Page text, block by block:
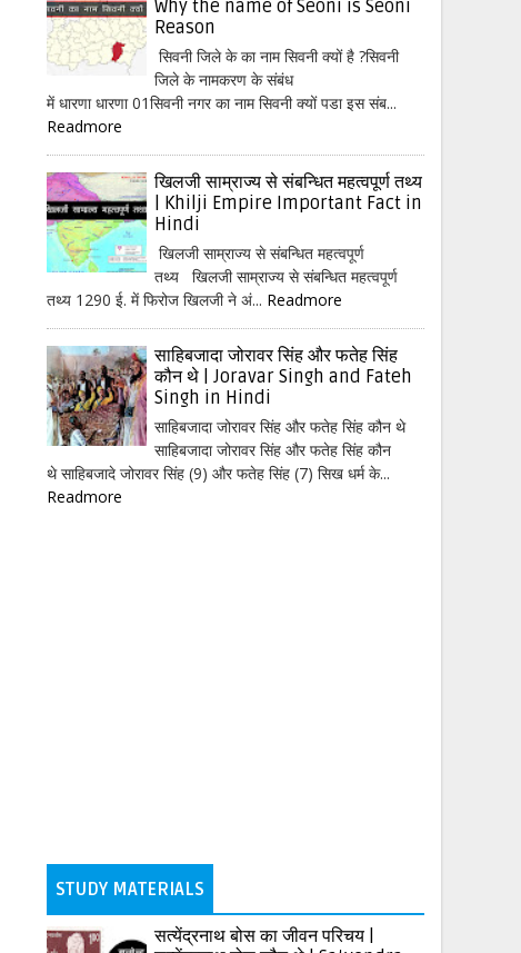
Why the name of Seoni is Seoni
Reason
सिवनी जिले के का नाम सिवनी क्यों है ?सिवनी
जिले के नामकरण के संबंध
में धारणा धारणा 01सिवनी नगर का नाम सिवनी क्यों पडा इस संब...
Readmore
खिलजी साम्राज्य से संबन्धित महत्वपूर्ण तथ्य
| Khilji Empire Important Fact in
Hindi
खिलजी साम्राज्य से संबन्धित महत्वपूर्ण
तथ्य खिलजी साम्राज्य से संबन्धित महत्वपूर्ण
तथ्य 1290 ई. में फिरोज खिलजी ने अं... Readmore
साहिबजादा जोरावर सिंह और फतेह सिंह
कौन थे | Joravar Singh and Fateh
Singh in Hindi
साहिबजादा जोरावर सिंह और फतेह सिंह कौन थे
साहिबजादा जोरावर सिंह और फतेह सिंह कौन
थे साहिबजादे जोरावर सिंह (9) और फतेह सिंह (7) सिख धर्म के...
Readmore
STUDY MATERIALS
सत्येंद्रनाथ बोस का जीवन परिचय |